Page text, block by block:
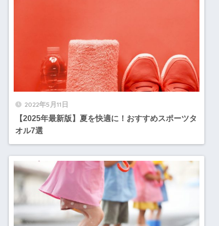
2022年5月11日
【2025年最新版】夏を快適に！おすすめスポーツタ
オル7選